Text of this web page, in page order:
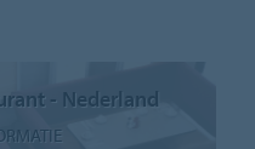
- Nederland